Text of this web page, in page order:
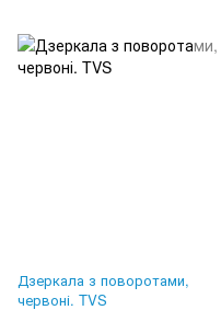
Дзеркала з поворотами,
червоні. TVS